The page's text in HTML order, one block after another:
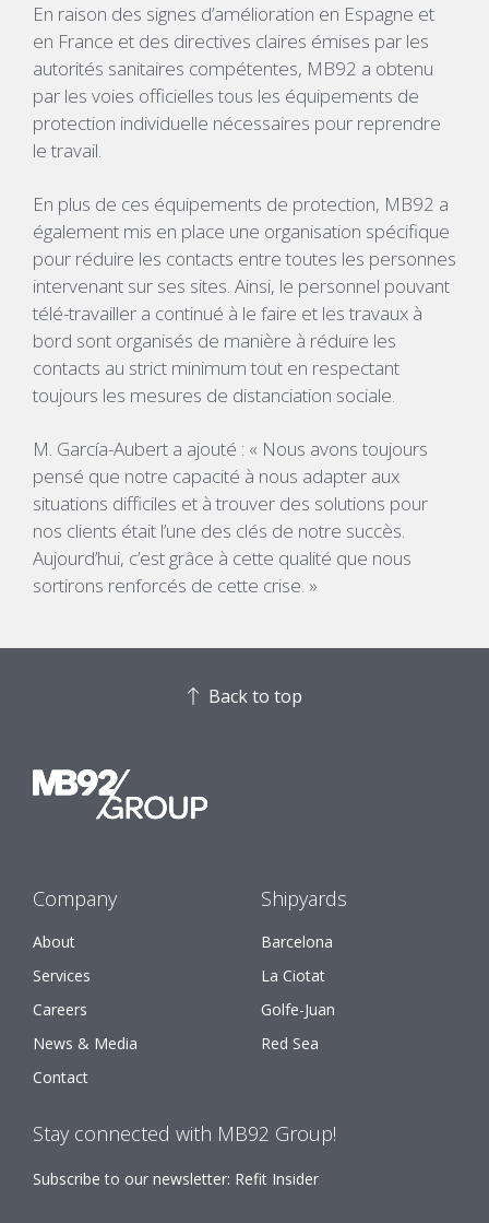
En raison des signes d’amélioration en Espagne et
en France et des directives claires émises par les
autorités sanitaires compétentes, MB92 a obtenu
par les voies officielles tous les équipements de
protection individuelle nécessaires pour reprendre
le travail.
En plus de ces équipements de protection, MB92 a
également mis en place une organisation spécifique
pour réduire les contacts entre toutes les personnes
intervenant sur ses sites. Ainsi, le personnel pouvant
télé-travailler a continué à le faire et les travaux à
bord sont organisés de manière à réduire les
contacts au strict minimum tout en respectant
toujours les mesures de distanciation sociale.
M. García-Aubert a ajouté : « Nous avons toujours
pensé que notre capacité à nous adapter aux
situations difficiles et à trouver des solutions pour
nos clients était l’une des clés de notre succès.
Aujourd’hui, c’est grâce à cette qualité que nous
sortirons renforcés de cette crise. »
Back to top
Company
About
Services
Careers
News & Media
Contact
Shipyards
Barcelona
La Ciotat
Golfe-Juan
Red Sea
Stay connected with MB92 Group!
Subscribe to our newsletter: Refit Insider